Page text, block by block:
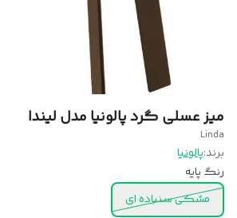
میز عسلی گرد پالونیا مدل لیندا
Linda
برند:پالونیا
رنگ پایه
مشکی سنباده ای